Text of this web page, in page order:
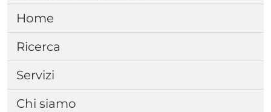
Home
Ricerca
Servizi
Chi siamo